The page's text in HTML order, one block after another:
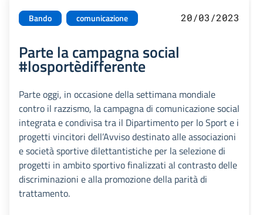
Bando comunicazione 20/03/2023
Parte la campagna social
#losportèdifferente
Parte oggi, in occasione della settimana mondiale
contro il razzismo, la campagna di comunicazione social
integrata e condivisa tra il Dipartimento per lo Sport e i
progetti vincitori dell’Avviso destinato alle associazioni
e società sportive dilettantistiche per la selezione di
progetti in ambito sportivo finalizzati al contrasto delle
discriminazioni e alla promozione della parità di
trattamento.